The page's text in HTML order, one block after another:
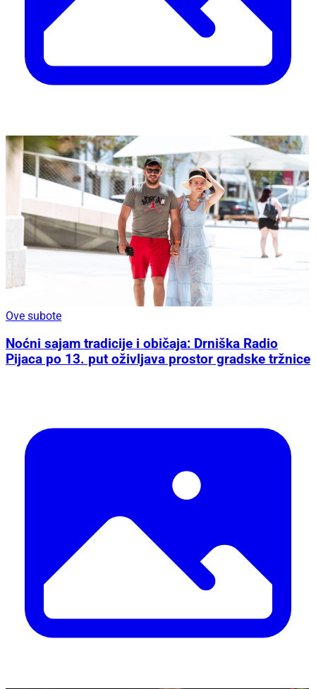
Ove subote
Noćni sajam tradicije i običaja: Drniška Radio
Pijaca po 13. put oživljava prostor gradske tržnice